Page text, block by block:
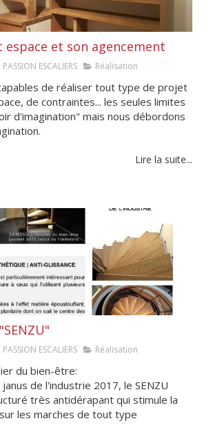
espace et son agencement
PASSION ESCALIERS Réalisation
de réaliser tout type de projet
de contraintes... les seules limites
d'imagination" mais nous débordons
Lire la suite...
PASSION ESCALIERS Réalisation
du bien-être:
de l'industrie 2017, le SENZU
très antidérapant qui stimule la
les marches de tout type